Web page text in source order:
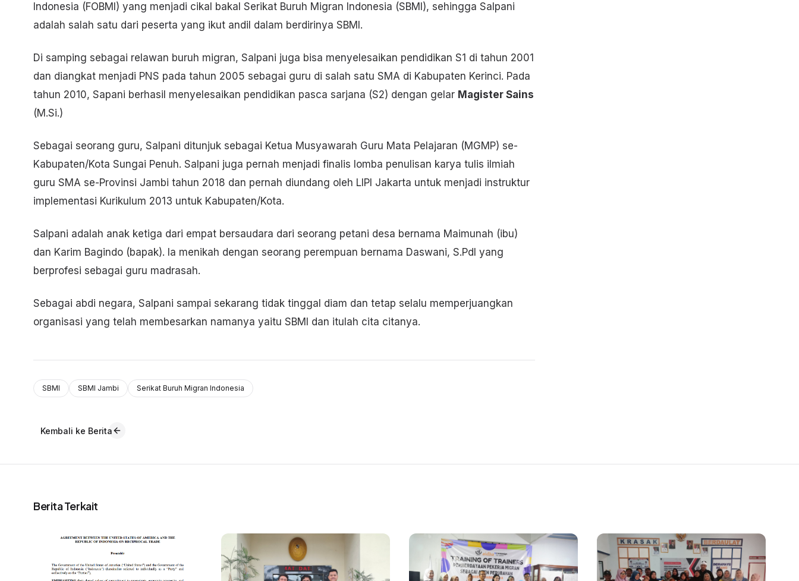
Indonesia (FOBMI) yang menjadi cikal bakal Serikat Buruh Migran Indonesia (SBMI), sehingga Salpani
adalah salah satu dari peserta yang ikut andil dalam berdirinya SBMI.
Di samping sebagai relawan buruh migran, Salpani juga bisa menyelesaikan pendidikan S1 di tahun 2001
dan diangkat menjadi PNS pada tahun 2005 sebagai guru di salah satu SMA di Kabupaten Kerinci. Pada
tahun 2010, Sapani berhasil menyelesaikan pendidikan pasca sarjana (S2) dengan gelar Magister Sains
(M.Si.)
Sebagai seorang guru, Salpani ditunjuk sebagai Ketua Musyawarah Guru Mata Pelajaran (MGMP) se-
Kabupaten/Kota Sungai Penuh. Salpani juga pernah menjadi finalis lomba penulisan karya tulis ilmiah
guru SMA se-Provinsi Jambi tahun 2018 dan pernah diundang oleh LIPI Jakarta untuk menjadi instruktur
implementasi Kurikulum 2013 untuk Kabupaten/Kota.
Salpani adalah anak ketiga dari empat bersaudara dari seorang petani desa bernama Maimunah (ibu)
dan Karim Bagindo (bapak). Ia menikah dengan seorang perempuan bernama Daswani, S.PdI yang
berprofesi sebagai guru madrasah.
Sebagai abdi negara, Salpani sampai sekarang tidak tinggal diam dan tetap selalu memperjuangkan
organisasi yang telah membesarkan namanya yaitu SBMI dan itulah cita citanya.
SBMI SBMI Jambi Serikat Buruh Migran Indonesia
Kembali ke Berita
Berita Terkait